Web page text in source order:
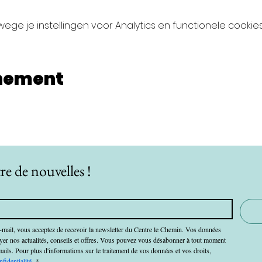
je instellingen voor Analytics en functionele
de nouvelles !
vous acceptez de recevoir la newsletter du Centre le Chemin. Vos données
nos actualités, conseils et offres. Vous pouvez vous désabonner à tout moment
Pour plus d'informations sur le traitement de vos données et vos droits,